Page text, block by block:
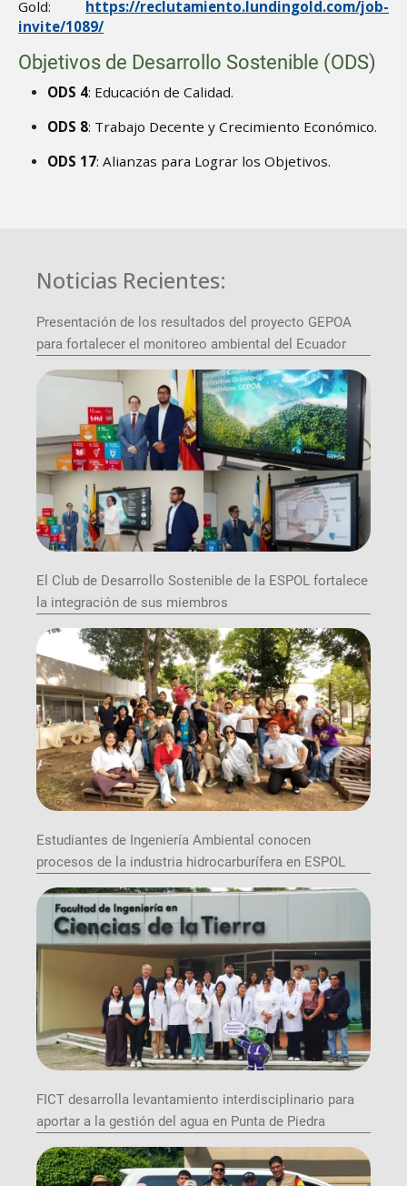
Gold: https://reclutamiento.lundingold.com/job-
invite/1089/
Objetivos de Desarrollo Sostenible (ODS)
ODS 4: Educación de Calidad.
ODS 8: Trabajo Decente y Crecimiento Económico.
ODS 17: Alianzas para Lograr los Objetivos.
Noticias Recientes:
Presentación de los resultados del proyecto GEPOA
para fortalecer el monitoreo ambiental del Ecuador
El Club de Desarrollo Sostenible de la ESPOL fortalece
la integración de sus miembros
Estudiantes de Ingeniería Ambiental conocen
procesos de la industria hidrocarburífera en ESPOL
FICT desarrolla levantamiento interdisciplinario para
aportar a la gestión del agua en Punta de Piedra